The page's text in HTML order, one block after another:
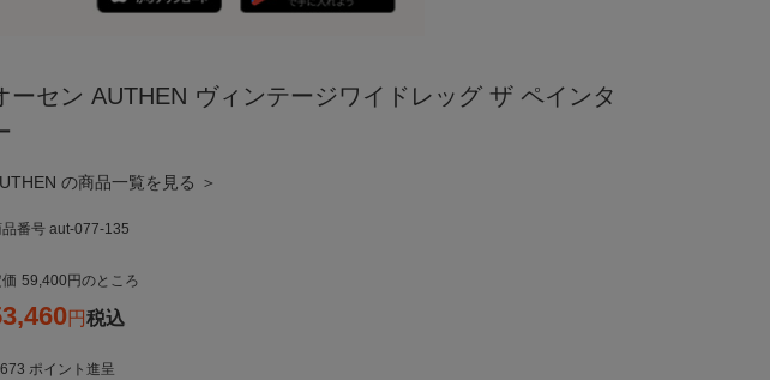
ーセン AUTHEN ヴィンテージワイドレッグ ザ ペインタ
の商品一覧を見る ＞
番号 aut-077-135
59,400 のところ
税込
ポイント進呈